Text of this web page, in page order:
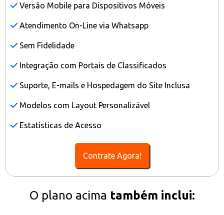
Versão Mobile para Dispositivos Móveis
Atendimento On-Line via Whatsapp
Sem Fidelidade
Integração com Portais de Classificados
Suporte, E-mails e Hospedagem do Site Inclusa
Modelos com Layout Personalizável
Estatísticas de Acesso
Contrate Agora!
O plano acima também inclui: